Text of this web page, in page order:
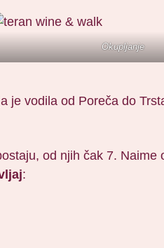
Okupljanje
je vodila od Poreča do
od njih čak 7. Naime
: